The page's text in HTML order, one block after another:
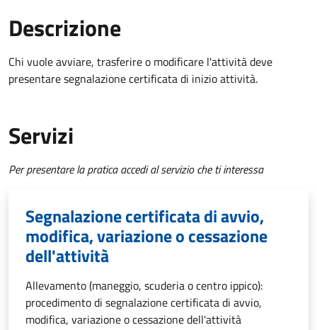
Descrizione
Chi vuole avviare, trasferire o modificare l'attività deve
presentare segnalazione certificata di inizio attività.
Servizi
Per presentare la pratica accedi al servizio che ti interessa
Segnalazione certificata di avvio,
modifica, variazione o cessazione
dell'attività
Allevamento (maneggio, scuderia o centro ippico):
procedimento di segnalazione certificata di avvio,
modifica, variazione o cessazione dell'attività